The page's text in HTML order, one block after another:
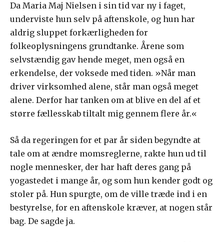
Da Maria Maj Nielsen i sin tid var ny i faget,
underviste hun selv på aftenskole, og hun har
aldrig sluppet forkærligheden for
folkeoplysningens grundtanke. Årene som
selvstændig gav hende meget, men også en
erkendelse, der voksede med tiden. »Når man
driver virksomhed alene, står man også meget
alene. Derfor har tanken om at blive en del af et
større fællesskab tiltalt mig gennem flere år.«
Så da regeringen for et par år siden begyndte at
tale om at ændre momsreglerne, rakte hun ud til
nogle mennesker, der har haft deres gang på
yogastedet i mange år, og som hun kender godt og
stoler på. Hun spurgte, om de ville træde ind i en
bestyrelse, for en aftenskole kræver, at nogen står
bag. De sagde ja.